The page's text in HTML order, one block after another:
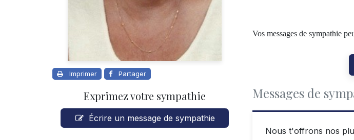
Imprimer Partager
Exprimez votre sympathie
Écrire un message de sympathie
Vos messages de sympathie
Messages de
Nous t'offrons nos